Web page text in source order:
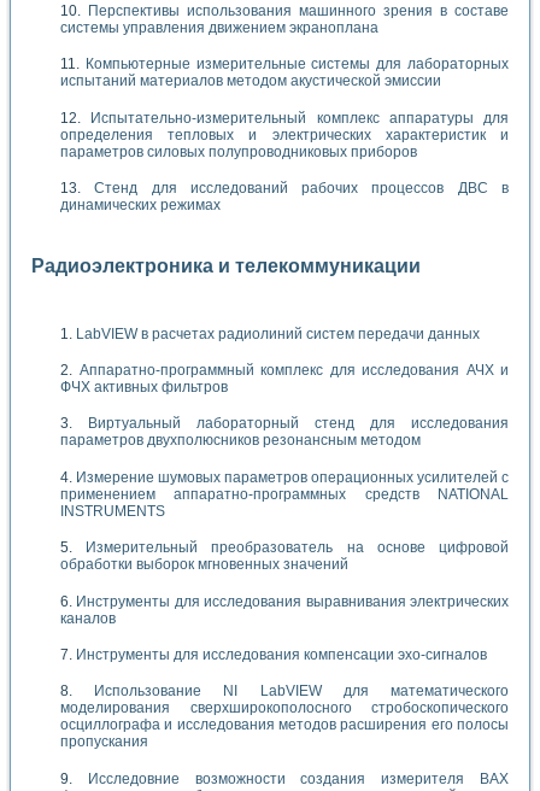
Перспективы использования машинного зрения в составе
системы управления движением экраноплана
Компьютерные измерительные системы для лабораторных
испытаний материалов методом акустической эмиссии
Испытательно-измерительный комплекс аппаратуры для
определения тепловых и электрических характеристик и
параметров силовых полупроводниковых приборов
Стенд для исследований рабочих процессов ДВС в
динамических режимах
Радиоэлектроника и телекоммуникации
LabVIEW в расчетах радиолиний систем передачи данных
Аппаратно-программный комплекс для исследования АЧХ и
ФЧХ активных фильтров
Виртуальный лабораторный стенд для исследования
параметров двухполюсников резонансным методом
Измерение шумовых параметров операционных усилителей с
применением аппаратно-программных средств NATIONAL
INSTRUMENTS
Измерительный преобразователь на основе цифровой
обработки выборок мгновенных значений
Инструменты для исследования выравнивания электрических
каналов
Инструменты для исследования компенсации эхо-сигналов
Использование NI LabVIEW для математического
моделирования сверхширокополосного стробоскопического
осциллографа и исследования методов расширения его полосы
пропускания
Исследовние возможности создания измерителя ВАХ